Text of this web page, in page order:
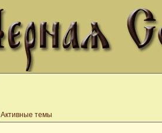
Активные темы